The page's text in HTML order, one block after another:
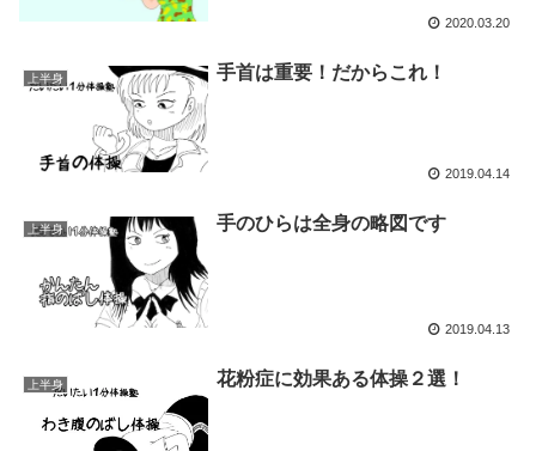
2020.03.20
上半身 手首は重要！だからこれ！
2019.04.14
上半身 手のひらは全身の略図です
2019.04.13
上半身 花粉症に効果ある体操２選！